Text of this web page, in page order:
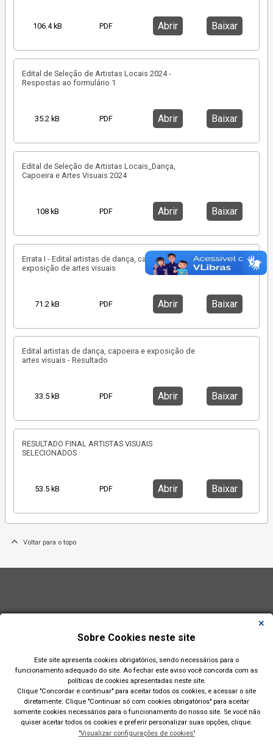
106.4 kB PDF Abrir Baixar
Edital de Seleção de Artistas Locais 2024 -
Respostas ao formulário 1
35.2 kB PDF Abrir Baixar
Edital de Seleção de Artistas Locais_Dança,
Capoeira e Artes Visuais 2024
108 kB PDF Abrir Baixar
Errata I - Edital artistas de dança, capoeira e
exposição de artes visuais
71.2 kB PDF Abrir Baixar
Edital artistas de dança, capoeira e exposição de
artes visuais - Resultado
33.5 kB PDF Abrir Baixar
RESULTADO FINAL ARTISTAS VISUAIS
SELECIONADOS
53.5 kB PDF Abrir Baixar
Voltar para o topo
Sobre Cookies neste site
Este site apresenta cookies obrigatórios, sendo necessários para o
funcionamento adequado do site. Ao fechar este aviso você concorda com as
políticas de cookies apresentadas neste site.
Clique "Concordar e continuar" para aceitar todos os cookies, e acessar o site
diretamente. Clique "Continuar só com cookies obrigatórios" para aceitar
somente cookies necessários para o funcionamento do nosso site. Se você não
quiser aceitar todos os cookies e preferir personalizar suas opções, clique.
"Visualizar configurações de cookies"
Prefeitura Municipal de Esteio(RS)